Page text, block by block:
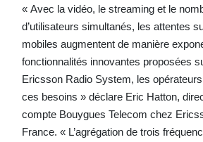
« Avec la vidéo, le streaming et le
d’utilisateurs simultanés, les attentes
mobiles augmentent de manière
fonctionnalités innovantes proposées
Ericsson Radio System, les
ces besoins » déclare Eric Hatton,
compte Bouygues Telecom chez
France. « L’agrégation de trois